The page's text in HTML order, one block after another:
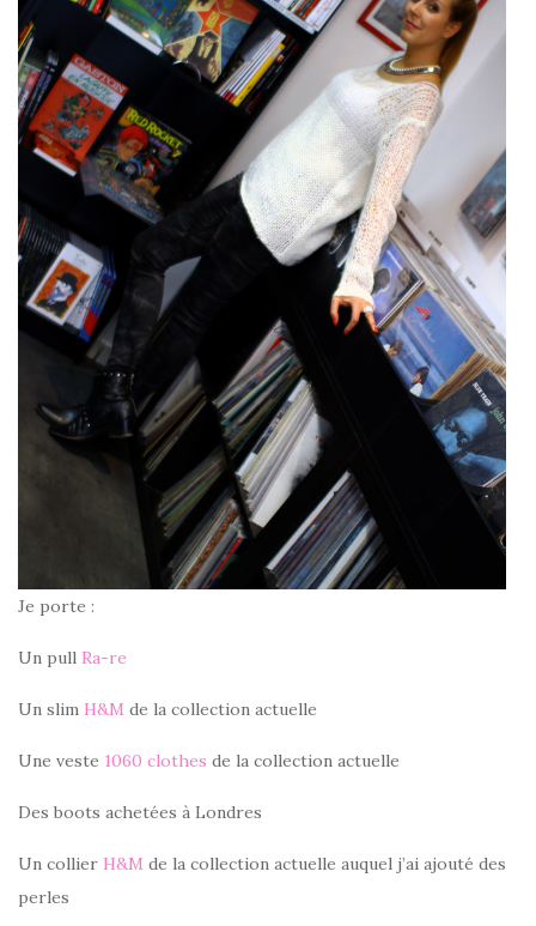
Je porte :
Un pull Ra-re
Un slim H&M de la collection actuelle
Une veste 1060 clothes de la collection actuelle
Des boots achetées à Londres
Un collier H&M de la collection actuelle auquel j’ai ajouté des
perles